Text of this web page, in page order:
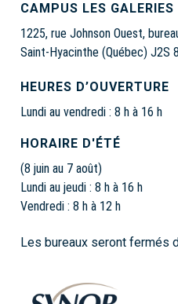
CAMPUS LES GALERIES
1225, rue Johnson Ouest,
Saint-Hyacinthe (Québec) J2S
HEURES D’OUVERTURE
Lundi au vendredi : 8 h à 16 h
HORAIRE D'ÉTÉ
(8 juin au 7 août)
Lundi au jeudi : 8 h à 16 h
Vendredi : 8 h à 12 h
Les bureaux seront fermés